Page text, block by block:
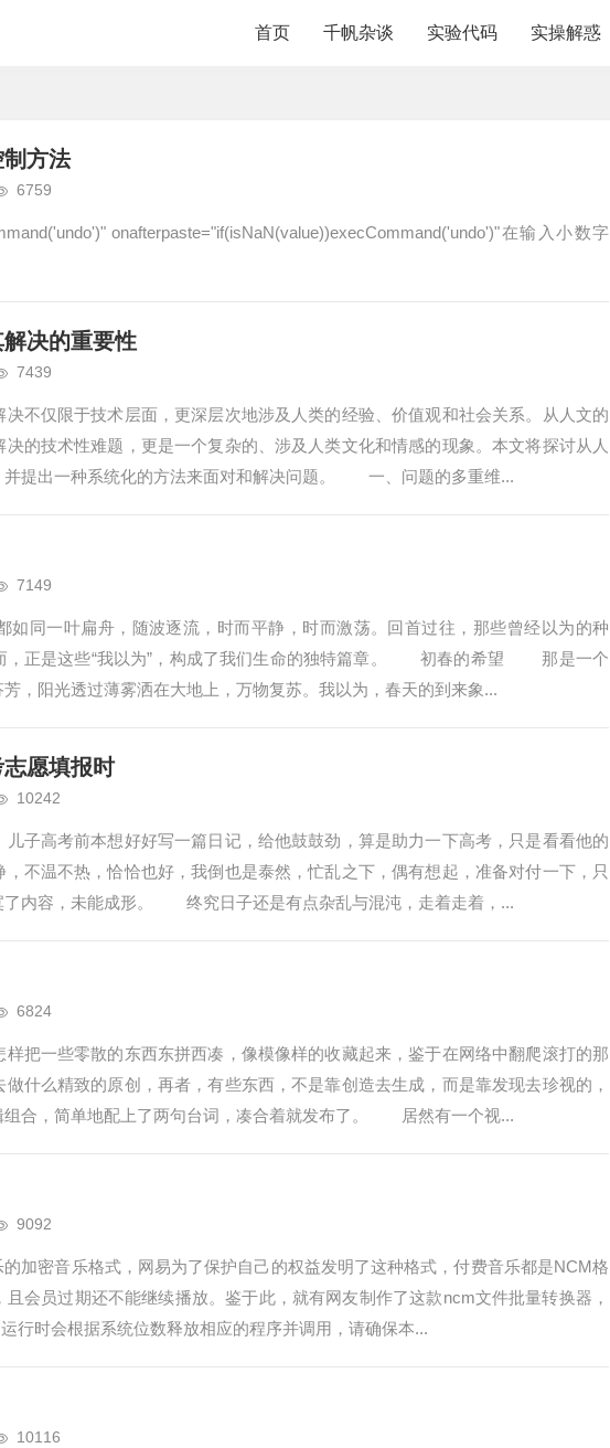
首页 千帆杂谈 实验代码 实操解惑
方法
6759
onafterpaste="if(isNaN(value))execCommand('undo')"在输入小数字
决的重要性
7439
仅限于技术层面，更深层次地涉及人类的经验、价值观和社会关系。从人文的
的技术性难题，更是一个复杂的、涉及人类文化和情感的现象。本文将探讨从人
并提出一种系统化的方法来面对和解决问题。 一、问题的多重维...
7149
同一叶扁舟，随波逐流，时而平静，时而激荡。回首过往，那些曾经以为的种
，正是这些“我以为”，构成了我们生命的独特篇章。 初春的希望 那是一个
，阳光透过薄雾洒在大地上，万物复苏。我以为，春天的到来象...
愿填报时
10242
考前本想好好写一篇日记，给他鼓鼓劲，算是助力一下高考，只是看看他的
不温不热，恰恰也好，我倒也是泰然，忙乱之下，偶有想起，准备对付一下，只
了内容，未能成形。 终究日子还是有点杂乱与混沌，走着走着，...
6824
一些零散的东西东拼西凑，像模像样的收藏起来，鉴于在网络中翻爬滚打的那
什么精致的原创，再者，有些东西，不是靠创造去生成，而是靠发现去珍视的，
组合，简单地配上了两句台词，凑合着就发布了。 居然有一个视...
9092
密音乐格式，网易为了保护自己的权益发明了这种格式，付费音乐都是NCM格
会员过期还不能继续播放。鉴于此，就有网友制作了这款ncm文件批量转换器，
行时会根据系统位数释放相应的程序并调用，请确保本...
10116